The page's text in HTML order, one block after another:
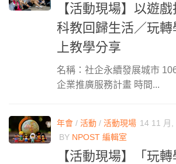
【活動現場】以遊
科教回歸生活／玩
上教學分享
名稱：社企永續發展城市
企業推廣服務計畫 時間...
年會 / 活動 / 活動現場 14 11 月,
BY NPOST 編輯室
【活動現場】「玩